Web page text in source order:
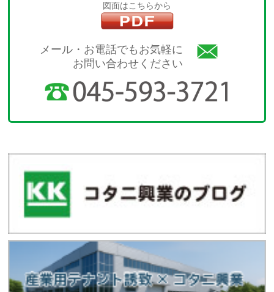
図面はこちらから
メール・お電話でもお気軽に
お問い合わせください